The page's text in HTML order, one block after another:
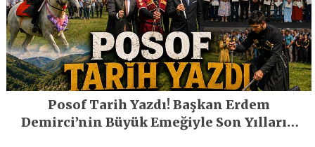
Posof Tarih Yazdı! Başkan Erdem
Demirci’nin Büyük Emeğiyle Son Yılların